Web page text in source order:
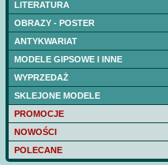
LITERATURA
OBRAZY - POSTER
ANTYKWARIAT
MODELE GIPSOWE I INNE
WYPRZEDAŻ
SKLEJONE MODELE
PROMOCJE
NOWOŚCI
POLECANE